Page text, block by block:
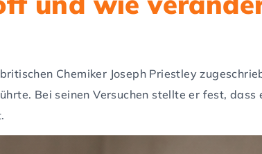
Chemiker Joseph Priestley
Bei seinen Versuchen stellte er fest, dass